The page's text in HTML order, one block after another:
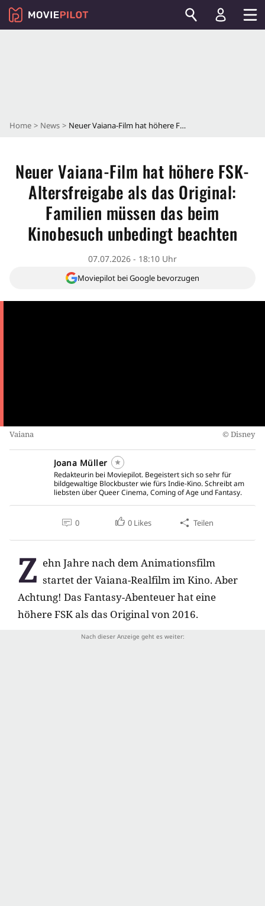
Home News Neuer Vaiana-Film hat höhere FSK-Altersfreigabe als das Original: Familien müssen das beim Kinobesuch unbedingt beachten
Neuer Vaiana-Film hat höhere FSK-
Altersfreigabe als das Original:
Familien müssen das beim
Kinobesuch unbedingt beachten
07.07.2026 - 18:10 Uhr
Moviepilot bei Google bevorzugen
Vaiana Disney
Joana Müller
Redakteurin bei Moviepilot. Begeistert sich so sehr für
bildgewaltige Blockbuster wie fürs Indie-Kino. Schreibt am
liebsten über Queer Cinema, Coming of Age und Fantasy.
0 0 Likes Teilen
Z ehn Jahre nach dem Animationsfilm
startet der Vaiana-Realfilm im Kino. Aber
Achtung! Das Fantasy-Abenteuer hat eine
höhere FSK als das Original von 2016.